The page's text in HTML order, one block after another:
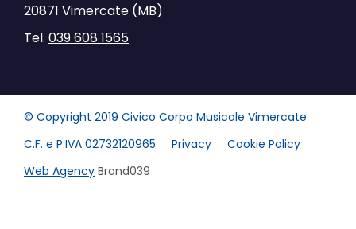
20871 Vimercate (MB)
Tel. 039 608 1565
© Copyright 2019 Civico Corpo Musicale Vimercate
C.F. e P.IVA 02732120965
Privacy
Cookie Policy
Web Agency Brand039